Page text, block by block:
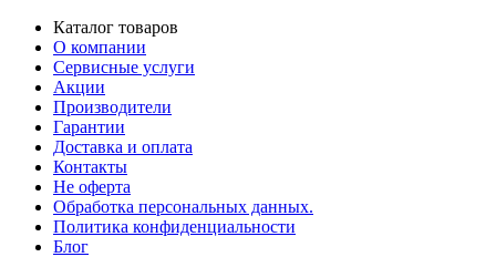
Каталог товаров
О компании
Сервисные услуги
Акции
Производители
Гарантии
Доставка и оплата
Контакты
Не оферта
Обработка персональных данных.
Политика конфиденциальности
Блог